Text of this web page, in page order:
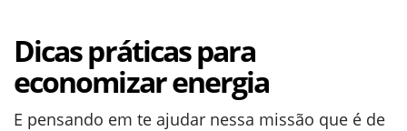
Dicas práticas para
economizar energia
E pensando em te ajudar nessa missão que é de